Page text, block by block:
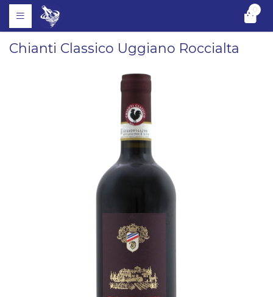
0
Chianti Classico Uggiano Roccialta